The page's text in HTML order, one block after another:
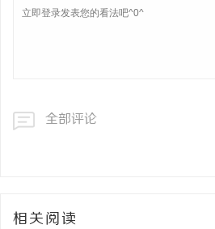
全部评论
相关阅读